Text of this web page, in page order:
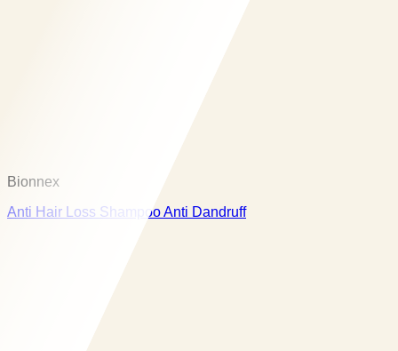
Bionnex
Anti Hair Loss Shampoo Anti Dandruff